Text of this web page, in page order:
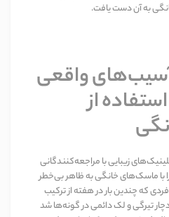
به آن دست یافت.
آسیب‌های واقعی
از
زیبایی با مراجعه‌کنندگانی
ماسک‌های خانگی به ظاهر بی‌خطر
که چندین بار در هفته از ترکیب
تیرگی و لک دائمی در گونه‌ها شد